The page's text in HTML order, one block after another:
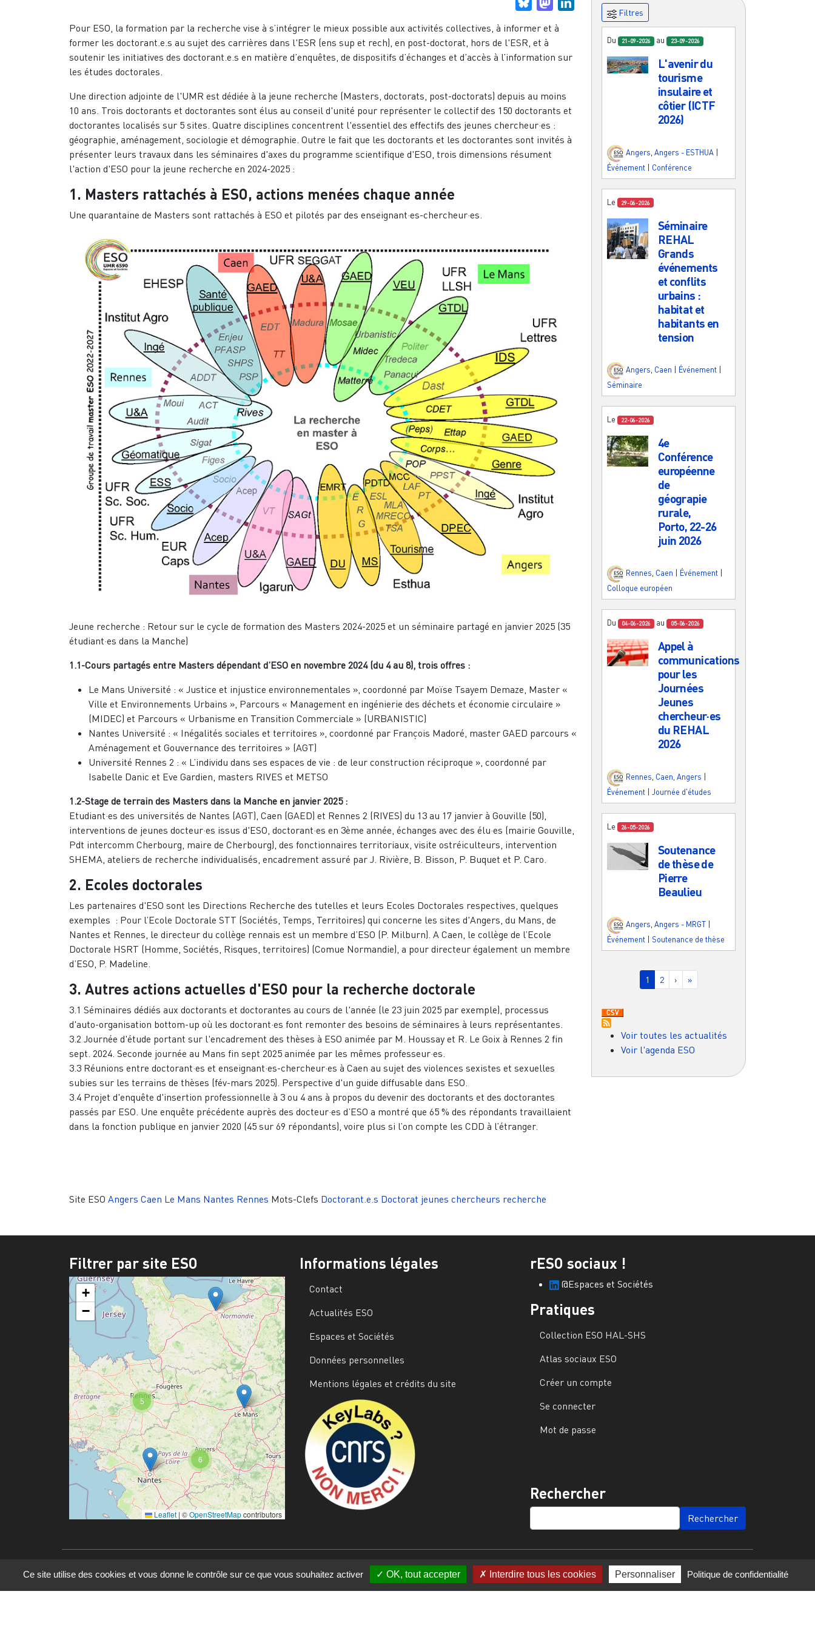
Pour ESO, la formation par la recherche vise à s’intégrer le mieux possible aux activités collectives, à informer et à
former les doctorant.e.s au sujet des carrières dans l'ESR (ens sup et rech), en post-doctorat, hors de l'ESR, et à
soutenir les initiatives des doctorant.e.s en matière d’enquêtes, de dispositifs d’échanges et d’accès à l’information sur
les études doctorales.
Une direction adjointe de l'UMR est dédiée à la jeune recherche (Masters, doctorats, post-doctorats) depuis au moins
10 ans. Trois doctorants et doctorantes sont élus au conseil d'unité pour représenter le collectif des 150 doctorants et
doctorantes localisés sur 5 sites. Quatre disciplines concentrent l'essentiel des effectifs des jeunes chercheur·es :
géographie, aménagement, sociologie et démographie. Outre le fait que les doctorants et les doctorantes sont invités à
présenter leurs travaux dans les séminaires d'axes du programme scientifique d'ESO, trois dimensions résument
l'action d'ESO pour la jeune recherche en 2024-2025 :
1. Masters rattachés à ESO, actions menées chaque année
Une quarantaine de Masters sont rattachés à ESO et pilotés par des enseignant·es-chercheur·es.
Jeune recherche : Retour sur le cycle de formation des Masters 2024-2025 et un séminaire partagé en janvier 2025 (35
étudiant·es dans la Manche)
1.1-Cours partagés entre Masters dépendant d’ESO en novembre 2024 (du 4 au 8), trois offres :
Le Mans Université : « Justice et injustice environnementales », coordonné par Moïse Tsayem Demaze, Master «
Ville et Environnements Urbains », Parcours « Management en ingénierie des déchets et économie circulaire »
(MIDEC) et Parcours « Urbanisme en Transition Commerciale » (URBANISTIC)
Nantes Université : « Inégalités sociales et territoires », coordonné par François Madoré, master GAED parcours «
Aménagement et Gouvernance des territoires » (AGT)
Université Rennes 2 : « L’individu dans ses espaces de vie : de leur construction réciproque », coordonné par
Isabelle Danic et Eve Gardien, masters RIVES et METSO
1.2-Stage de terrain des Masters dans la Manche en janvier 2025 :
Etudiant·es des universités de Nantes (AGT), Caen (GAED) et Rennes 2 (RIVES) du 13 au 17 janvier à Gouville (50),
interventions de jeunes docteur·es issus d'ESO, doctorant·es en 3ème année, échanges avec des élu·es (mairie Gouville,
Pdt intercomm Cherbourg, maire de Cherbourg), des fonctionnaires territoriaux, visite ostréiculteurs, intervention
SHEMA, ateliers de recherche individualisés, encadrement assuré par J. Rivière, B. Bisson, P. Buquet et P. Caro.
2. Ecoles doctorales
Les partenaires d'ESO sont les Directions Recherche des tutelles et leurs Ecoles Doctorales respectives, quelques
exemples : Pour l’Ecole Doctorale STT (Sociétés, Temps, Territoires) qui concerne les sites d'Angers, du Mans, de
Nantes et Rennes, le directeur du collège rennais est un membre d’ESO (P. Milburn). A Caen, le collège de l’Ecole
Doctorale HSRT (Homme, Sociétés, Risques, territoires) (Comue Normandie), a pour directeur également un membre
d’ESO, P. Madeline.
3. Autres actions actuelles d'ESO pour la recherche doctorale
3.1 Séminaires dédiés aux doctorants et doctorantes au cours de l'année (le 23 juin 2025 par exemple), processus
d'auto-organisation bottom-up où les doctorant·es font remonter des besoins de séminaires à leurs représentantes.
3.2 Journée d'étude portant sur l'encadrement des thèses à ESO animée par M. Houssay et R. Le Goix à Rennes 2 fin
sept. 2024. Seconde journée au Mans fin sept 2025 animée par les mêmes professeur·es.
3.3 Réunions entre doctorant·es et enseignant·es-chercheur·es à Caen au sujet des violences sexistes et sexuelles
subies sur les terrains de thèses (fév-mars 2025). Perspective d'un guide diffusable dans ESO.
3.4 Projet d'enquête d'insertion professionnelle à 3 ou 4 ans à propos du devenir des doctorants et des doctorantes
passés par ESO. Une enquête précédente auprès des docteur·es d’ESO a montré que 65 % des répondants travaillaient
dans la fonction publique en janvier 2020 (45 sur 69 répondants), voire plus si l’on compte les CDD à l’étranger.
Site ESO Angers Caen Le Mans Nantes Rennes Mots-Clefs Doctorant.e.s Doctorat jeunes chercheurs recherche
Filtres
Du 21-09-2026 au 23-09-2026
L'avenir du
tourisme
insulaire et
côtier (ICTF
2026)
Angers Angers - ESTHUA
Événement | Conférence
Le 29-06-2026
Séminaire
REHAL
Grands
événements
et conflits
urbains :
habitat et
habitants en
tension
Angers Caen Événement
Séminaire
Le 22-06-2026
4e
Conférence
européenne
de
géograpie
rurale,
Porto, 22-26
juin 2026
Rennes, Caen Événement
Colloque européen
Du 04-06-2026 au 05-06-2026
Appel à
communications
pour les
Journées
Jeunes
chercheur·es
du REHAL
2026
Rennes Caen Angers
Événement
Journée d'études
Le 26-05-2026
Soutenance
de thèse de
Pierre
Beaulieu
Angers, Angers - MRGT
Événement
Soutenance de thèse
Pagination
Page courante
1 Page
2 Page suivante
› Dernière page
»
Voir toutes les actualités
Voir l'agenda ESO
Filtrer par site ESO
6
5
+
−
Leaflet | ©OpenStreetMapcontributors
Informations légales
Contact
Actualités ESO
Espaces et Sociétés
Données personnelles
Mentions légales et crédits du site
rESO sociaux !
@Espaces et Sociétés
Pratiques
Collection ESO HAL-SHS
Atlas sociaux ESO
Créer un compte
Se connecter
Mot de passe
Rechercher
SEARCH
Ce site utilise des cookies et vous donne le contrôle sur ce que vous souhaitez activer OK, tout accepter Interdire tous les cookies Personnaliser Politique de confidentialité